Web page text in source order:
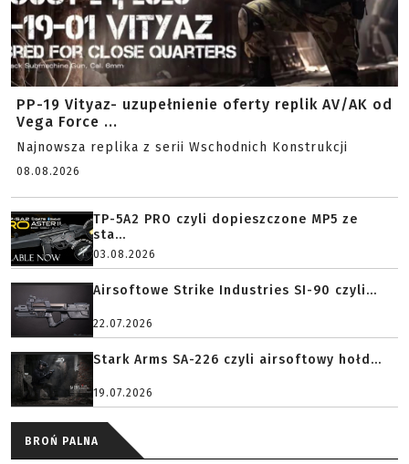
PP-19 Vityaz- uzupełnienie oferty replik AV/AK od
Vega Force ...
Najnowsza replika z serii Wschodnich Konstrukcji
08.08.2026
TP-5A2 PRO czyli dopieszczone MP5 ze
sta...
03.08.2026
Airsoftowe Strike Industries SI-90 czyli...
22.07.2026
Stark Arms SA-226 czyli airsoftowy hołd...
19.07.2026
BROŃ PALNA